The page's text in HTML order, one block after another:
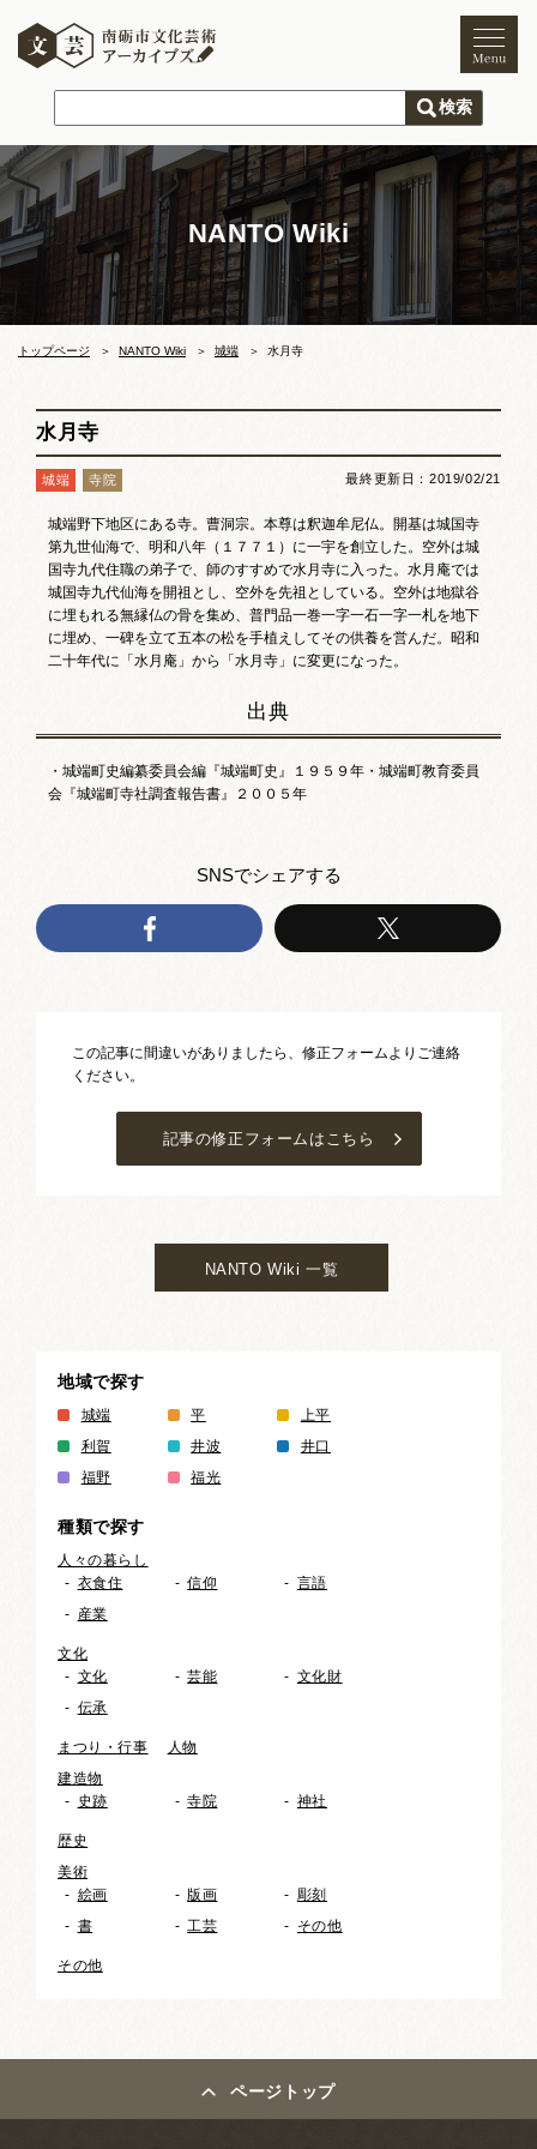
ご利用案内
新着情報
文化芸術
文化財 獅子舞 まつり
お祭りカレンダー
南砺文化地図
写真館
NANTO Wiki
サイトマップ リンク集
著作権について
NANTO Wiki
トップページ NANTO Wiki 城端 水月寺
水月寺
城端 寺院 最終更新日：2019/02/21
城端野下地区にある寺。曹洞宗。本尊は釈迦牟尼仏。開基は城国寺
第九世仙海で、明和八年（１７７１）に一宇を創立した。空外は城
国寺九代住職の弟子で、師のすすめで水月寺に入った。水月庵では
城国寺九代仙海を開祖とし、空外を先祖としている。空外は地獄谷
に埋もれる無縁仏の骨を集め、普門品一巻一字一石一字一札を地下
に埋め、一碑を立て五本の松を手植えしてその供養を営んだ。昭和
二十年代に「水月庵」から「水月寺」に変更になった。
出典
・城端町史編纂委員会編『城端町史』１９５９年・城端町教育委員
会『城端町寺社調査報告書』２００５年
SNSでシェアする
この記事に間違いがありましたら、修正フォームよりご連絡
ください。
記事の修正フォームはこちら
NANTO Wiki 一覧
地域で探す
城端 平
上平
利賀
井波
井口
福野
福光
種類で探す
人々の暮らし
衣食住
信仰
言語
産業
文化
文化
芸能
文化財
伝承
まつり・行事
人物
建造物
史跡
寺院 神社
歴史
美術
絵画
版画
彫刻
書
工芸 その他
その他
ページトップ